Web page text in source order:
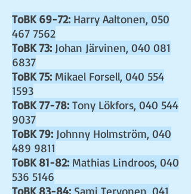
ToBK 69-72: Harry Aaltonen, 050
467 7562
ToBK 73: Johan Järvinen, 040 081
6837
ToBK 75: Mikael Forsell, 040 554
1593
ToBK 77-78: Tony Lökfors, 040 544
9037
ToBK 79: Johnny Holmström, 040
489 9811
ToBK 81-82: Mathias Lindroos, 040
536 5146
ToBK 83-84: Sami Tervonen, 041